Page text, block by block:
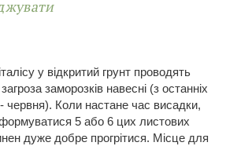
у відкритий грунт проводять
заморозків навесні (з останніх
червня). Коли настане час висадки,
5 або 6 цих листових
дуже добре прогрітися. Місце для